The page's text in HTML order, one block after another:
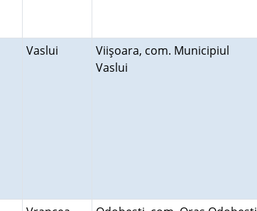
Vaslui
Viişoara, com. Municipiul
Vaslui